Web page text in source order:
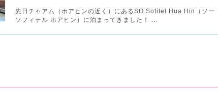
先日チャアム（ホアヒンの近く）にあるSO Sofitel Hua Hin（ソー
ソフィテル ホアヒン）に泊まってきました！ ...